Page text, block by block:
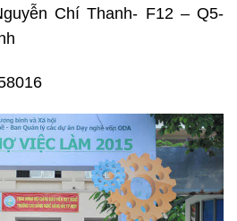
Chí Thanh- F12 – Q5-